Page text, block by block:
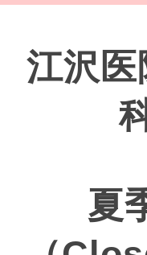
江沢
夏